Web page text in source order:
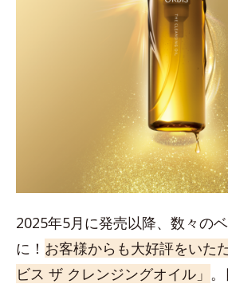
2025年5月に発売以降、数々の
に！ お客様からも大好評をいた
ビス ザ クレンジングオイル」